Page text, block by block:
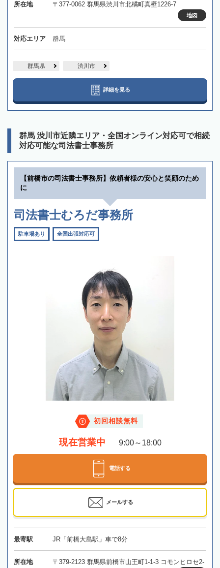
所在地 〒377-0062 群馬県渋川市北橘町真壁1226-7
地図
対応エリア 群馬
群馬県 渋川市
詳細を見る
群馬 渋川市近隣エリア・全国オンライン対応可で相続
対応可能な司法書士事務所
【前橋市の司法書士事務所】依頼者様の安心と笑顔のため
に
司法書士むろだ事務所
駐車場あり 全国出張対応可
初回相談無料
現在営業中 9:00～18:00
電話する
メールする
最寄駅 JR「前橋大島駅」車で8分
所在地
〒379-2123 群馬県前橋市山王町1-1-3 コモンヒロセ2-